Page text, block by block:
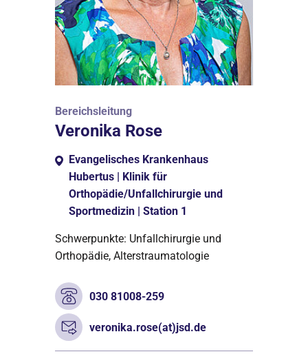
Bereichsleitung
Veronika Rose
Evangelisches Krankenhaus
Hubertus | Klinik für
Orthopädie/Unfallchirurgie und
Sportmedizin | Station 1
Schwerpunkte: Unfallchirurgie und
Orthopädie, Alterstraumatologie
030 81008-259
veronika.rose(at)jsd.de